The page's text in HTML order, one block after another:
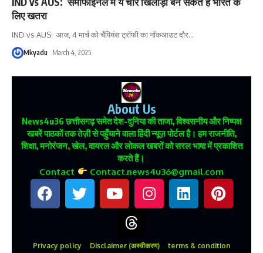
लिए खतरा
IND vs AUS: आज, 4 मार्च को चैंपियंस ट्रॉफी का नॉकआउट दौर…
Mkyadu March 4, 2025
About Us
News4u36छत्तीसगढ़ समेत देश-दुनिया की ताजा, विश्वसनीय और निष्पक्ष
खबरें पाठकों तक तेज़ी से पहुँचाने वाला हिंदी न्यूज़ पोर्टल है। हम राजनीति,
शिक्षा, मनोरंजन, खेल, वायरल और लोकल खबरों को सरल भाषा में प्रकाशित
करते हैं।
Contact Contact.news4u36@gmail.com
Privacy policy Disclaimer (अस्वीकरण) terms & condition